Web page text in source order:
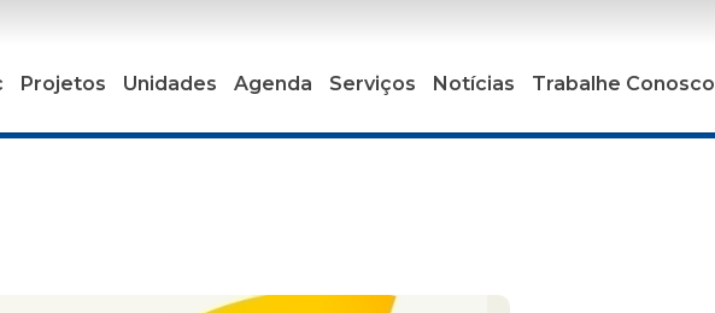
Projetos Unidades Agenda Serviços Notícias Trabalhe Conosco